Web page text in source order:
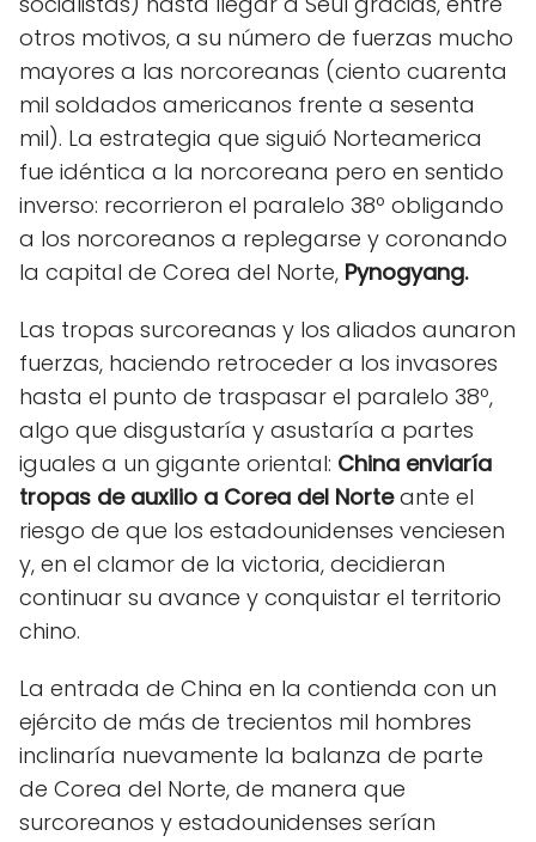
otros motivos, a su número de fuerzas mucho
mayores a las norcoreanas (ciento cuarenta
mil soldados americanos frente a sesenta
mil). La estrategia que siguió Norteamerica
fue idéntica a la norcoreana pero en sentido
inverso: recorrieron el paralelo 38º obligando
a los norcoreanos a replegarse y coronando
la capital de Corea del Norte, Pynogyang.
Las tropas surcoreanas y los aliados aunaron
fuerzas, haciendo retroceder a los invasores
hasta el punto de traspasar el paralelo 38º,
algo que disgustaría y asustaría a partes
iguales a un gigante oriental: China enviaría
tropas de auxilio a Corea del Norteante el
riesgo de que los estadounidenses venciesen
y, en el clamor de la victoria, decidieran
continuar su avance y conquistar el territorio
chino.
La entrada de China en la contienda con un
ejército de más de trecientos mil hombres
inclinaría nuevamente la balanza de parte
de Corea del Norte, de manera que
surcoreanos y estadounidenses serían